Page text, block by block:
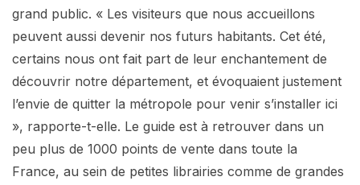
grand public. « Les visiteurs que nous accueillons
peuvent aussi devenir nos futurs habitants. Cet été,
certains nous ont fait part de leur enchantement de
découvrir notre département, et évoquaient justement
l’envie de quitter la métropole pour venir s’installer ici
», rapporte-t-elle. Le guide est à retrouver dans un
peu plus de 1000 points de vente dans toute la
France, au sein de petites librairies comme de grandes